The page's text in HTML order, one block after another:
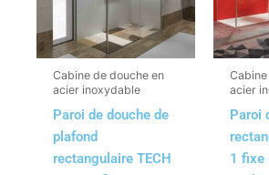
Cabine de douche en
acier inoxydable
Paroi de douche de
plafond
rectangulaire TECH
acier
Paroi
1 fixe